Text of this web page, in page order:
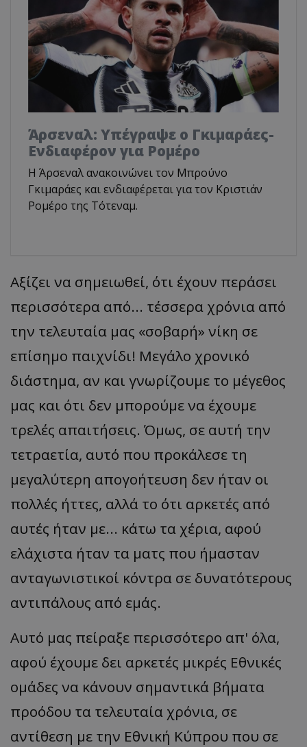
Άρσεναλ: Υπέγραψε ο Γκιμαράες-
Ενδιαφέρον για Ρομέρο
Η Άρσεναλ ανακοινώνει τον Μπρούνο
Γκιμαράες και ενδιαφέρεται για τον Κριστιάν
Ρομέρο της Τότεναμ.
Αξίζει να σημειωθεί, ότι έχουν περάσει
περισσότερα από... τέσσερα χρόνια από
την τελευταία μας «σοβαρή» νίκη σε
επίσημο παιχνίδι! Μεγάλο χρονικό
διάστημα, αν και γνωρίζουμε το μέγεθος
μας και ότι δεν μπορούμε να έχουμε
τρελές απαιτήσεις. Όμως, σε αυτή την
τετραετία, αυτό που προκάλεσε τη
μεγαλύτερη απογοήτευση δεν ήταν οι
πολλές ήττες, αλλά το ότι αρκετές από
αυτές ήταν με... κάτω τα χέρια, αφού
ελάχιστα ήταν τα ματς που ήμασταν
ανταγωνιστικοί κόντρα σε δυνατότερους
αντιπάλους από εμάς.
Αυτό μας πείραξε περισσότερο απ' όλα,
αφού έχουμε δει αρκετές μικρές Εθνικές
ομάδες να κάνουν σημαντικά βήματα
προόδου τα τελευταία χρόνια, σε
αντίθεση με την Εθνική Κύπρου που σε